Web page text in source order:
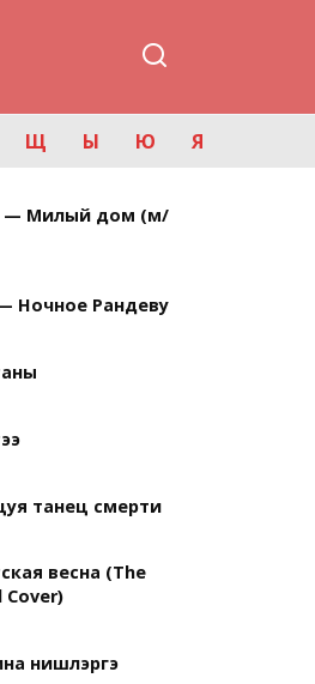
Щ Ы Ю Я
— Милый дом (м/
Ночное Рандеву
танец смерти
весна (The
Cover)
нишлэргэ